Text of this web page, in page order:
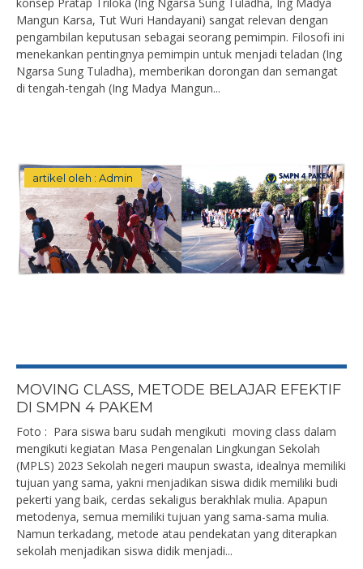
Mangun Karsa, Tut Wuri Handayani) sangat relevan dengan
pengambilan keputusan sebagai seorang pemimpin. Filosofi ini
menekankan pentingnya pemimpin untuk menjadi teladan (Ing
Ngarsa Sung Tuladha), memberikan dorongan dan semangat
di tengah-tengah (Ing Madya Mangun...
artikel oleh : Admin
MOVING CLASS, METODE BELAJAR EFEKTIF
DI SMPN 4 PAKEM
Foto : Para siswa baru sudah mengikuti moving class dalam
mengikuti kegiatan Masa Pengenalan Lingkungan Sekolah
(MPLS) 2023 Sekolah negeri maupun swasta, idealnya memiliki
tujuan yang sama, yakni menjadikan siswa didik memiliki budi
pekerti yang baik, cerdas sekaligus berakhlak mulia. Apapun
metodenya, semua memiliki tujuan yang sama-sama mulia.
Namun terkadang, metode atau pendekatan yang diterapkan
sekolah menjadikan siswa didik menjadi...